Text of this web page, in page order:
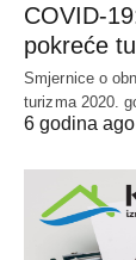
COVID-
pokreće
Smjernice o
turizma 2020.
6 godina ago